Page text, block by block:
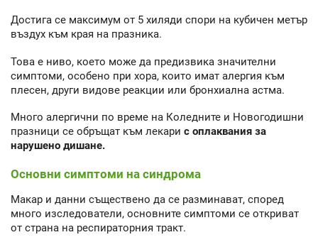
Достига се максимум от 5 хиляди спори на кубичен метър
въздух към края на празника.
Това е ниво, което може да предизвика значителни
симптоми, особено при хора, които имат алергия към
плесен, други видове реакции или бронхиална астма.
Много алергични по време на Коледните и Новогодишни
празници се обръщат към лекари с оплаквания за
нарушено дишане.
Основни симптоми на синдрома
Макар и данни съществено да се разминават, според
много изследователи, основните симптоми се откриват
от страна на респираторния тракт.